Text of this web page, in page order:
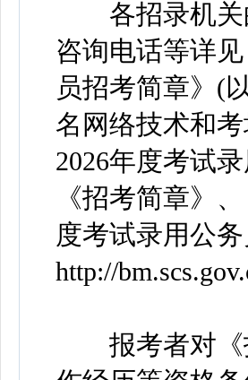
各招录机关
咨询电话等详
员招考简章》(
名网络技术和
2026年度考试
《招考简章》
度考试录用公
http://
报考者对《